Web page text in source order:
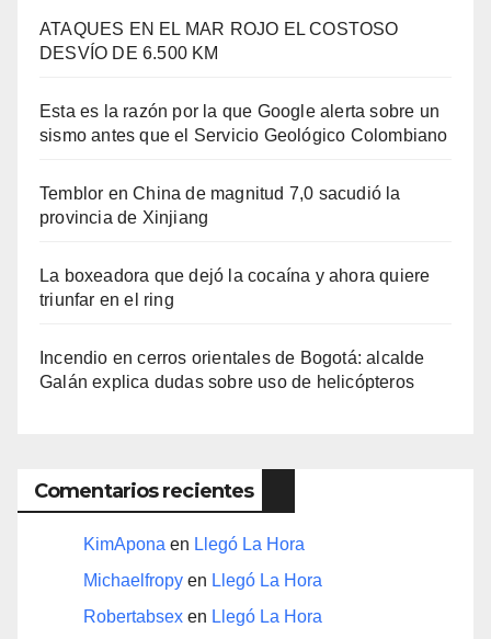
ATAQUES EN EL MAR ROJO EL COSTOSO
DESVÍO DE 6.500 KM
Esta es la razón por la que Google alerta sobre un
sismo antes que el Servicio Geológico Colombiano
Temblor en China de magnitud 7,0 sacudió la
provincia de Xinjiang
La boxeadora que dejó la cocaína y ahora quiere
triunfar en el ring​
Incendio en cerros orientales de Bogotá: alcalde
Galán explica dudas sobre uso de helicópteros
Comentarios recientes
KimApona en Llegó La Hora
Michaelfropy en Llegó La Hora
Robertabsex en Llegó La Hora